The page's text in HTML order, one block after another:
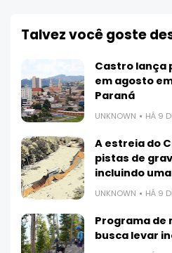
Talvez você goste
Castro lança
em agosto
Paraná
UNKNOWN HÁ 9
A estreia do
pistas de
incluindo
UNKNOWN HÁ 9
Programa de
busca levar